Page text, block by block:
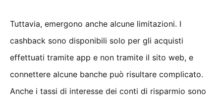
Tuttavia, emergono anche alcune limitazioni. I
cashback sono disponibili solo per gli acquisti
effettuati tramite app e non tramite il sito web, e
connettere alcune banche può risultare complicato.
Anche i tassi di interesse dei conti di risparmio sono